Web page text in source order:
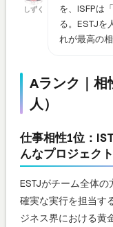
しずく
を、ISFPは
る。ESTJを
れが最高の
Aランク｜相
人）
仕事相性1位：
んなプロジェク
ESTJがチーム全体の
確実な実行を担当す
ジネス界における黄